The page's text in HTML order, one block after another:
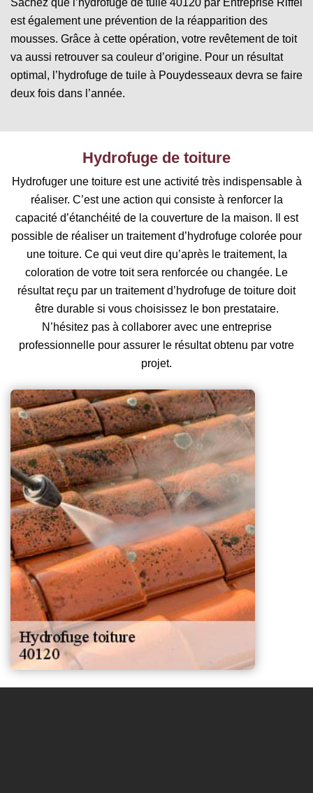
Sachez que l’hydrofuge de tuile 40120 par Entreprise Riffel
est également une prévention de la réapparition des
mousses. Grâce à cette opération, votre revêtement de toit
va aussi retrouver sa couleur d’origine. Pour un résultat
optimal, l’hydrofuge de tuile à Pouydesseaux devra se faire
deux fois dans l’année.
Hydrofuge de toiture
Hydrofuger une toiture est une activité très indispensable à
réaliser. C’est une action qui consiste à renforcer la
capacité d’étanchéité de la couverture de la maison. Il est
possible de réaliser un traitement d’hydrofuge colorée pour
une toiture. Ce qui veut dire qu’après le traitement, la
coloration de votre toit sera renforcée ou changée. Le
résultat reçu par un traitement d’hydrofuge de toiture doit
être durable si vous choisissez le bon prestataire.
N’hésitez pas à collaborer avec une entreprise
professionnelle pour assurer le résultat obtenu par votre
projet.